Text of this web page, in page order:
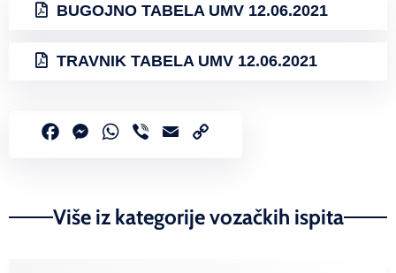
BUGOJNO TABELA UMV 12.06.2021
TRAVNIK TABELA UMV 12.06.2021
FacebookMessenger
WhatsApp
Viber Email
Više iz kategorije vozačkih ispita